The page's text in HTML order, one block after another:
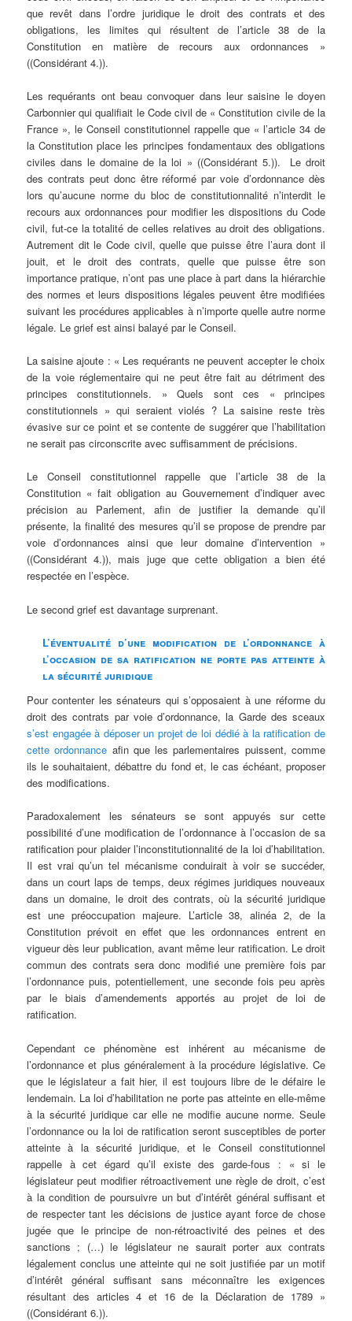
que revêt dans l’ordre juridique le droit des contrats et des
obligations, les limites qui résultent de l’article 38 de la
Constitution en matière de recours aux ordonnances »
((Considérant 4.)).
Les requérants ont beau convoquer dans leur saisine le doyen
Carbonnier qui qualifiait le Code civil de « Constitution civile de la
France », le Conseil constitutionnel rappelle que « l’article 34 de
la Constitution place les principes fondamentaux des obligations
civiles dans le domaine de la loi » ((Considérant 5.)). Le droit
des contrats peut donc être réformé par voie d’ordonnance dès
lors qu’aucune norme du bloc de constitutionnalité n’interdit le
recours aux ordonnances pour modifier les dispositions du Code
civil, fut-ce la totalité de celles relatives au droit des obligations.
Autrement dit le Code civil, quelle que puisse être l’aura dont il
jouit, et le droit des contrats, quelle que puisse être son
importance pratique, n’ont pas une place à part dans la hiérarchie
des normes et leurs dispositions légales peuvent être modifiées
suivant les procédures applicables à n’importe quelle autre norme
légale. Le grief est ainsi balayé par le Conseil.
La saisine ajoute : « Les requérants ne peuvent accepter le choix
de la voie réglementaire qui ne peut être fait au détriment des
principes constitutionnels. » Quels sont ces « principes
constitutionnels » qui seraient violés ? La saisine reste très
évasive sur ce point et se contente de suggérer que l’habilitation
ne serait pas circonscrite avec suffisamment de précisions.
Le Conseil constitutionnel rappelle que l’article 38 de la
Constitution « fait obligation au Gouvernement d’indiquer avec
précision au Parlement, afin de justifier la demande qu’il
présente, la finalité des mesures qu’il se propose de prendre par
voie d’ordonnances ainsi que leur domaine d’intervention »
((Considérant 4.)), mais juge que cette obligation a bien été
respectée en l’espèce.
Le second grief est davantage surprenant.
L’éventualité d’une modification de l’ordonnance à
l’occasion de sa ratification ne porte pas atteinte à
la sécurité juridique
Pour contenter les sénateurs qui s’opposaient à une réforme du
droit des contrats par voie d’ordonnance, la Garde des sceaux
s’est engagée à déposer un projet de loi dédié à la ratification de
cette ordonnance afin que les parlementaires puissent, comme
ils le souhaitaient, débattre du fond et, le cas échéant, proposer
des modifications.
Paradoxalement les sénateurs se sont appuyés sur cette
possibilité d’une modification de l’ordonnance à l’occasion de sa
ratification pour plaider l’inconstitutionnalité de la loi d’habilitation.
Il est vrai qu’un tel mécanisme conduirait à voir se succéder,
dans un court laps de temps, deux régimes juridiques nouveaux
dans un domaine, le droit des contrats, où la sécurité juridique
est une préoccupation majeure. L’article 38, alinéa 2, de la
Constitution prévoit en effet que les ordonnances entrent en
vigueur dès leur publication, avant même leur ratification. Le droit
commun des contrats sera donc modifié une première fois par
l’ordonnance puis, potentiellement, une seconde fois peu après
par le biais d’amendements apportés au projet de loi de
ratification.
Cependant ce phénomène est inhérent au mécanisme de
l’ordonnance et plus généralement à la procédure législative. Ce
que le législateur a fait hier, il est toujours libre de le défaire le
lendemain. La loi d’habilitation ne porte pas atteinte en elle-même
à la sécurité juridique car elle ne modifie aucune norme. Seule
l’ordonnance ou la loi de ratification seront susceptibles de porter
atteinte à la sécurité juridique, et le Conseil constitutionnel
rappelle à cet égard qu’il existe des garde-fous : « si le
législateur peut modifier rétroactivement une règle de droit, c’est
à la condition de poursuivre un but d’intérêt général suffisant et
de respecter tant les décisions de justice ayant force de chose
jugée que le principe de non-rétroactivité des peines et des
sanctions ; (…) le législateur ne saurait porter aux contrats
légalement conclus une atteinte qui ne soit justifiée par un motif
d’intérêt général suffisant sans méconnaître les exigences
résultant des articles 4 et 16 de la Déclaration de 1789 »
((Considérant 6.)).